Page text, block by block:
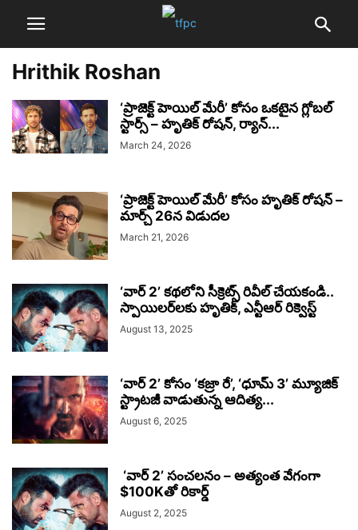
Hrithik Roshan
‘ప్రాజెక్ట్ హెయిల్ మేరీ’ కోసం ఒకటైన గ్లోబల్
స్టార్స్ – హృతిక్ రోషన్, ర్యాన్...
March 24, 2026
‘ప్రాజెక్ట్ హెయిల్ మేరీ’ కోసం హృతిక్ రోషన్ –
మార్చ్ 26న విడుదల
March 21, 2026
‘వార్ 2’ కథలోని సీక్రెట్స్ రివీల్ చేయకండి..
స్పాయిలర్‌లకు హృతిక్, ఎన్టీఆర్ రిక్వెస్ట్
August 13, 2025
‘వార్ 2’ కోసం ‘కజ్రా రే’, ‘ధూమ్ 3’ మ్యూజిక్
స్ట్రాటజీ వాడుతున్న ఆదిత్య...
August 6, 2025
‘వార్ 2’ సంచలనం – అత్యంత వేగంగా
$100Kతో రికార్డ్
August 2, 2025